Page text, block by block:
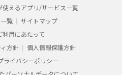
使えるアプリ/サービス一覧
覧
サイトマップ
利用にあたって
方針
個人情報保護方針
ライバシーポリシー